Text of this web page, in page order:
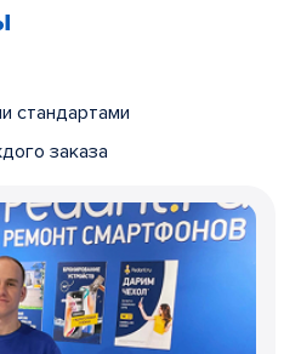
стандартами
заказа